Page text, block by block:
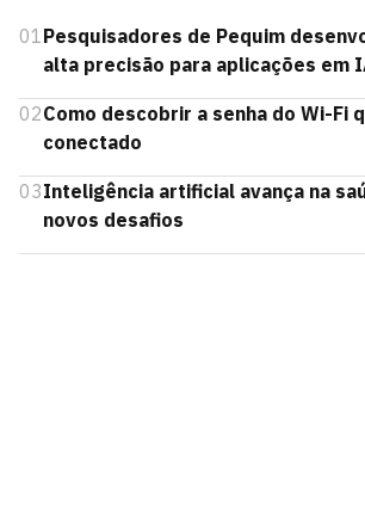
01Pesquisadores de Pequim
alta precisão para aplicações em
02Como descobrir a senha do Wi-Fi
conectado
03Inteligência artificial avança na
novos desafios